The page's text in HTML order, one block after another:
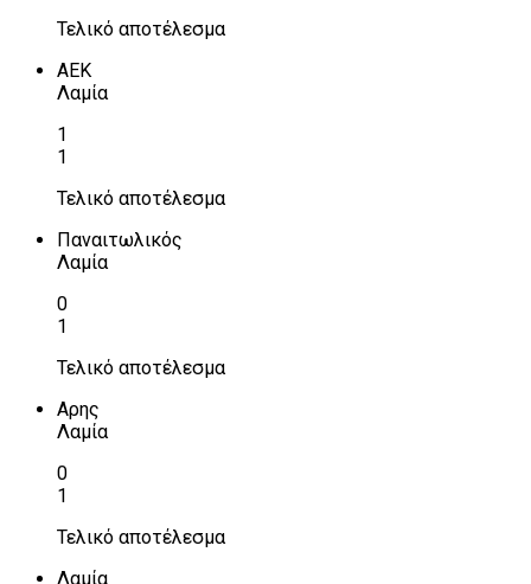
Τελικό αποτέλεσμα
ΑΕΚ
Λαμία
1
1
Τελικό αποτέλεσμα
Παναιτωλικός
Λαμία
0
1
Τελικό αποτέλεσμα
Αρης
Λαμία
0
1
Τελικό αποτέλεσμα
Λαμία